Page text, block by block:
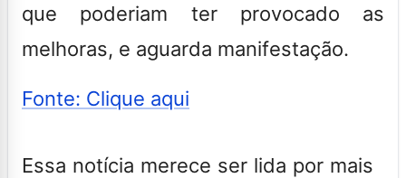
que poderiam ter provocado as
melhoras, e aguarda manifestação.
Fonte: Clique aqui
Essa notícia merece ser lida por mais